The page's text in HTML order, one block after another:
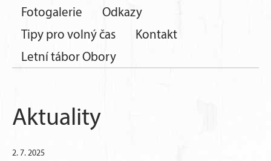
Fotogalerie
Odkazy
Tipy pro volný čas
Kontakt
Letní tábor Obory
Aktuality
2. 7. 2025